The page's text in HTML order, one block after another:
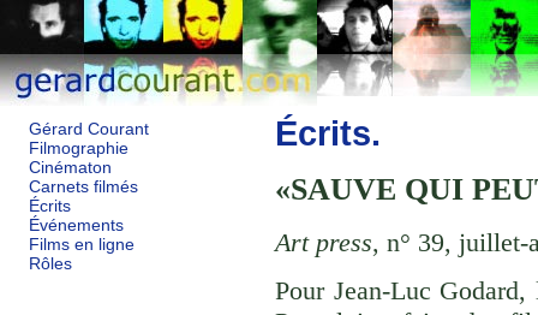
Gérard Courant
Filmographie
Cinématon
Carnets filmés
Écrits
Événements
Films en ligne
Rôles
Écrits.
SAUVE QUI
Art press, n° 39, juillet-
Pour Jean-Luc